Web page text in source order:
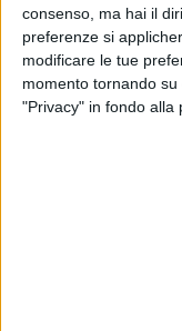
consenso, ma hai il
preferenze si
modificare le tue
momento tornando
"Privacy" in fondo alla
prepagata. Inoltre,
contactless
l'esperienza ancora
Le novità non